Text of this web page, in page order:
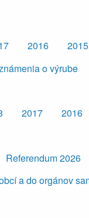
2016 2015
o výrube
2017 2016
Referendum 2026
a do orgánov